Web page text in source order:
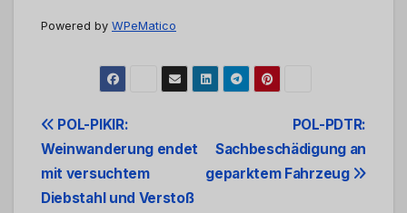
Powered by WPeMatico
Beitrags-
Navigation
POL-PDTR:
Sachbeschädigung an
geparktem Fahrzeug
POL-PIKIR:
Weinwanderung endet
mit versuchtem
Diebstahl und Verstoß